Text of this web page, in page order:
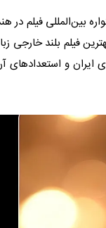
بین‌المللی فیلم در
فیلم بلند خارجی
ایران و استعدادهای